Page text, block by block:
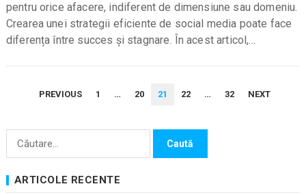
pentru orice afacere, indiferent de dimensiune sau domeniu.
Crearea unei strategii eficiente de social media poate face
diferența între succes și stagnare. În acest articol,…
PAGINAȚIEPREVIOUS 1 … 20 21 22 … 32 NEXT
Caută
ARTICOLE RECENTE